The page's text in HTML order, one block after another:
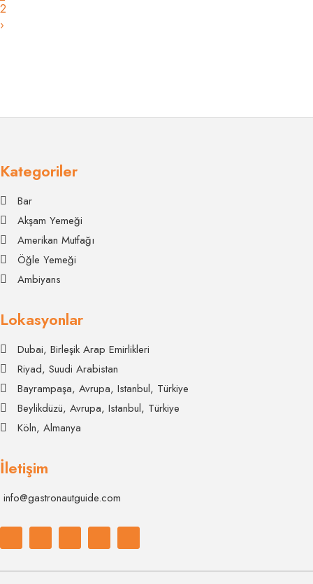
2
›
Kategoriler
Bar
Akşam Yemeği
Amerikan Mutfağı
Öğle Yemeği
Ambiyans
Lokasyonlar
Dubai, Birleşik Arap Emirlikleri
Riyad, Suudi Arabistan
Bayrampaşa, Avrupa, Istanbul, Türkiye
Beylikdüzü, Avrupa, Istanbul, Türkiye
Köln, Almanya
İletişim
info@gastronautguide.com